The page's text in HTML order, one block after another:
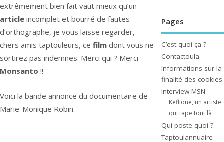
extrêmement bien fait vaut mieux qu’un
article incomplet et bourré de fautes
d’orthographe, je vous laisse regarder,
chers amis taptouleurs, ce film dont vous ne
sortirez pas indemnes. Merci qui ? Merci
Monsanto !!
Voici la bande annonce du documentaire de
Marie-Monique Robin.
Pages
C’est quoi ça ?
Contactoula
Informations sur la
finalité des cookies
Interview MSN
Keflione, un artiste
qui tape tout là
Qui poste quoi ?
Taptoulannuaire